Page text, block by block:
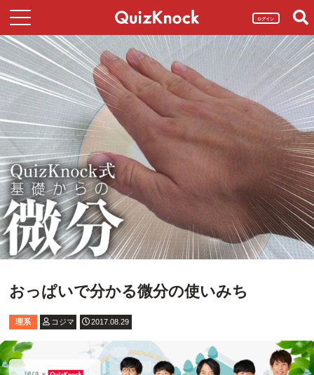
ログイン
おっぱいで分かる微分の使いみち
理系 コジマ 2017.08.29